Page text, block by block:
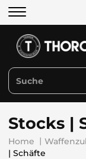
ALLE
WAFFEN
MUNITION
Stocks |
Home
| Schäfte